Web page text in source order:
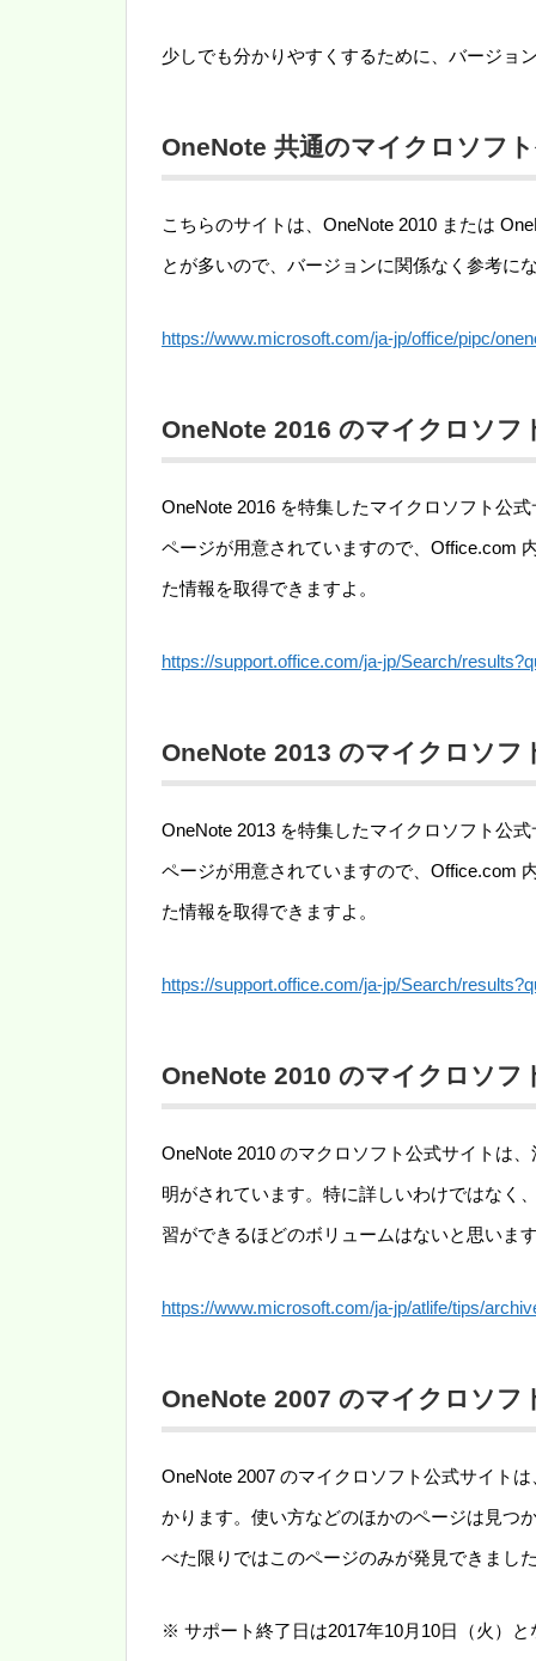
少しでも分かりやすくするために、バージョ
OneNote 共通のマイクロソフ
こちらのサイトは、OneNote 2010 または
とが多いので、バージョンに関係なく参考に
https://www.microsoft.com/ja-jp/office/pipc/
OneNote 2016 のマイクロソフ
OneNote 2016 を特集したマイクロソフト公
ページが用意されていますので、Office.com
た情報を取得できますよ。
https://support.office.com/ja-jp/Search/
OneNote 2013 のマイクロソフ
OneNote 2013 を特集したマイクロソフト公
ページが用意されていますので、Office.com
た情報を取得できますよ。
https://support.office.com/ja-jp/Search/
OneNote 2010 のマイクロソフ
OneNote 2010 のマクロソフト公式サイトは
明がされています。特に詳しいわけではなく
習ができるほどのボリュームはないと思いま
https://www.microsoft.com/ja-jp/atlife/tips/
OneNote 2007 のマイクロソフ
OneNote 2007 のマイクロソフト公式サイト
かります。使い方などのほかのページは見つ
べた限りではこのページのみが発見できまし
※ サポート終了日は2017年10月10日（火）と